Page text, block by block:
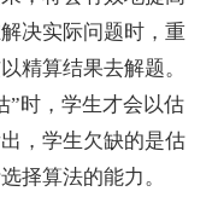
决实际问题时，重
精算结果去解题。
”时，学生才会以估
，学生欠缺的是估
择算法的能力。